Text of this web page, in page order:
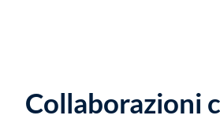
Vendita Stampanti
Collaborazioni